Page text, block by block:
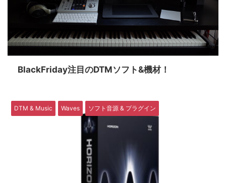
BlackFriday注目のDTMソフト&機材！
DTM & Music Waves ソフト音源 & プラグイン